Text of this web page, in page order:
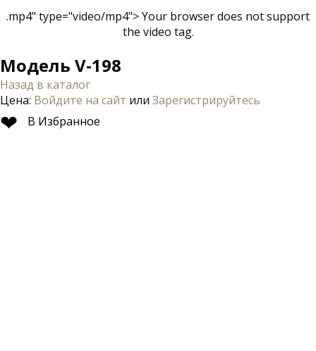
.mp4" type="video/mp4"> Your browser does not support
the video tag.
Модель V-198
Назад в каталог
Цена: Войдите на сайт или Зарегистрируйтесь
❤ В Избранное